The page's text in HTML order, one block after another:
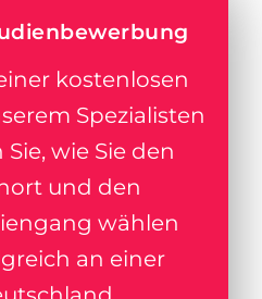
kostenlosen
Spezialisten
wie Sie den
und den
wählen
an einer